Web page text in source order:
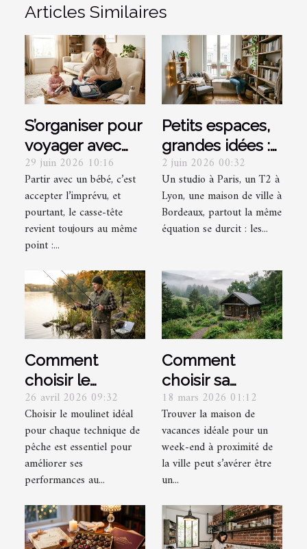
Articles Similaires
S’organiser pour
voyager avec
bébé sans
multiplier les
sacs : mission
impossible ?
29 juin 2026 10:16
Partir avec un bébé, c’est
accepter l’imprévu, et
pourtant, le casse-tête
revient toujours au même
point :...
Petits espaces,
grandes idées :
optimiser
chaque recoin
grâce à la
décoration
2 juin 2026 00:32
Un studio à Paris, un T2 à
Lyon, une maison de ville à
Bordeaux, partout la même
équation se durcit : les...
Comment
choisir le
moulinet idéal
pour différentes
techniques de
pêche ?
26 avril 2026 09:32
Choisir le moulinet idéal
pour chaque technique de
pêche est essentiel pour
améliorer ses
performances au...
Comment
choisir sa
maison de
vacances pour
un week-end
proche de la
ville ?
18 mars 2026 01:12
Trouver la maison de
vacances idéale pour un
week-end à proximité de
la ville peut s’avérer être
un...